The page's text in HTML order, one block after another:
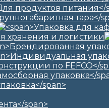
хранения и логистики